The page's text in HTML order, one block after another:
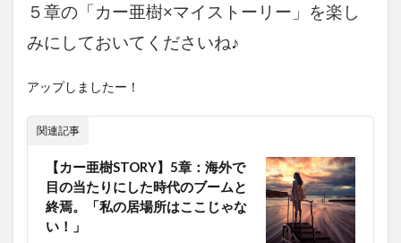
５章の「カー亜樹×マイストーリー」を楽し
みにしておいてくださいね♪
アップしましたー！
関連記事
【カー亜樹STORY】5章：海外で
目の当たりにした時代のブームと
終焉。「私の居場所はここじゃな
い！」